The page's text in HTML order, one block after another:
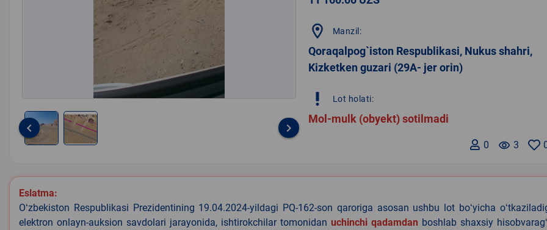
of
2
keyboard_arrow_left keyboard_arrow_right
location_on Manzil:
Qoraqalpog`iston Respublikasi, Nukus shahri,
Kizketken guzari (29A- jer orin)
priority_high Lot holati:
Mol-mulk (obyekt) sotilmadi
remove_red_eye 3
0
Eslatma:
Oʻzbekiston Respublikasi Prezidentining 19.04.2024-yildagi PQ-162-son qaroriga asosan ushbu lot boʻyicha
elektron onlayn-auksion savdolari jarayonida, ishtirokchilar tomonidan uchinchi qadamdan boshlab shaxsiy